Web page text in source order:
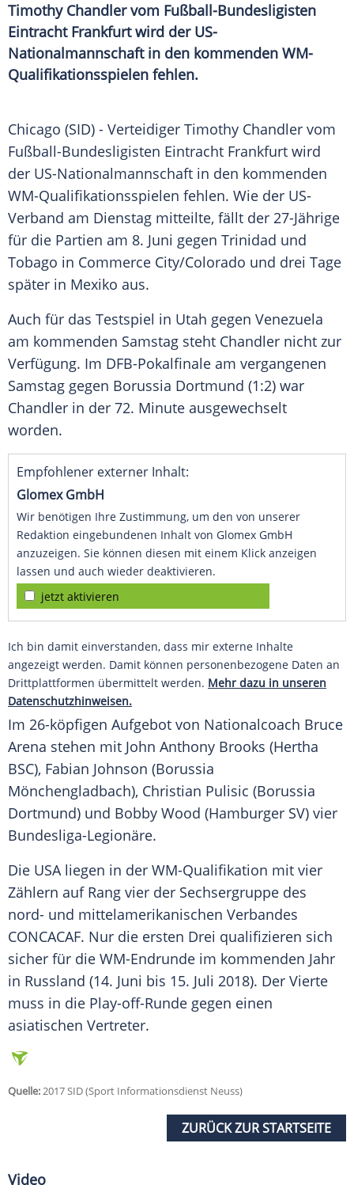
Timothy Chandler vom Fußball-Bundesligisten
Eintracht Frankfurt wird der US-
Nationalmannschaft in den kommenden WM-
Qualifikationsspielen fehlen.
Chicago (SID) - Verteidiger Timothy Chandler vom
Fußball-Bundesligisten Eintracht Frankfurt wird
der US-Nationalmannschaft in den kommenden
WM-Qualifikationsspielen fehlen. Wie der US-
Verband am Dienstag mitteilte, fällt der 27-Jährige
für die Partien am 8. Juni gegen Trinidad und
Tobago in Commerce City/Colorado und drei Tage
später in Mexiko aus.
Auch für das Testspiel in Utah gegen Venezuela
am kommenden Samstag steht Chandler nicht zur
Verfügung. Im DFB-Pokalfinale am vergangenen
Samstag gegen Borussia Dortmund (1:2) war
Chandler in der 72. Minute ausgewechselt
worden.
Empfohlener externer Inhalt:
Glomex GmbH
Wir benötigen Ihre Zustimmung, um den von unserer
Redaktion eingebundenen Inhalt von Glomex GmbH
anzuzeigen. Sie können diesen mit einem Klick anzeigen
lassen und auch wieder deaktivieren.
jetzt aktivieren
Ich bin damit einverstanden, dass mir externe Inhalte
angezeigt werden. Damit können personenbezogene Daten an
Drittplattformen übermittelt werden. Mehr dazu in unseren
Datenschutzhinweisen.
Im 26-köpfigen Aufgebot von Nationalcoach Bruce
Arena stehen mit John Anthony Brooks (Hertha
BSC), Fabian Johnson (Borussia
Mönchengladbach), Christian Pulisic (Borussia
Dortmund) und Bobby Wood (Hamburger SV) vier
Bundesliga-Legionäre.
Die USAliegen in der WM-Qualifikation mit vier
Zählern auf Rang vier der Sechsergruppe des
nord- und mittelamerikanischen Verbandes
CONCACAF. Nur die ersten Drei qualifizieren sich
sicher für die WM-Endrunde im kommenden Jahr
in Russland (14. Juni bis 15. Juli 2018). Der Vierte
muss in die Play-off-Runde gegen einen
asiatischen Vertreter.
Quelle:2017 SID (Sport Informationsdienst Neuss)
ZURÜCK ZUR STARTSEITE
Video